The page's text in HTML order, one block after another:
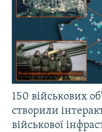
150 військових
створили
військової